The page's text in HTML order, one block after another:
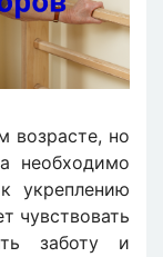
возрасте, но
необходимо
укреплению
чувствовать
заботу и